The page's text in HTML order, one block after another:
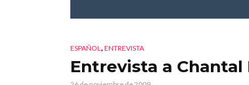
ESPAÑOL, ENTREVISTA
Entrevista a Chantal